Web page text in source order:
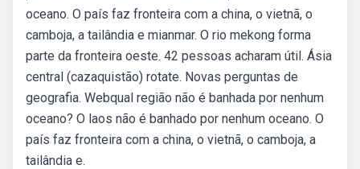
oceano. O país faz fronteira com a china, o vietnã, o
camboja, a tailândia e mianmar. O rio mekong forma
parte da fronteira oeste. 42 pessoas acharam útil. Ásia
central (cazaquistão) rotate. Novas perguntas de
geografia. Webqual região não é banhada por nenhum
oceano? O laos não é banhado por nenhum oceano. O
país faz fronteira com a china, o vietnã, o camboja, a
tailândia e.